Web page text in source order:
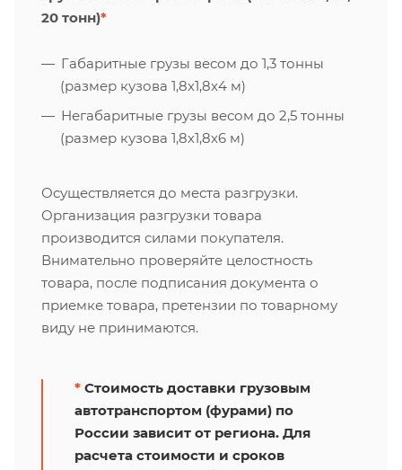
20 тонн)*
Габаритные грузы весом до 1,3 тонны
(размер кузова 1,8х1,8х4 м)
Негабаритные грузы весом до 2,5 тонны
(размер кузова 1,8х1,8х6 м)
Осуществляется до места разгрузки.
Организация разгрузки товара
производится силами покупателя.
Внимательно проверяйте целостность
товара, после подписания документа о
приемке товара, претензии по товарному
виду не принимаются.
* Стоимость доставки грузовым
автотранспортом (фурами) по
России зависит от региона. Для
расчета стоимости и сроков